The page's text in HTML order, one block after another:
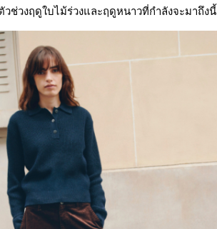
ช่วงฤดูใบไม้ร่วงและฤดูหนาวที่กำลังจะมาถึงนี้